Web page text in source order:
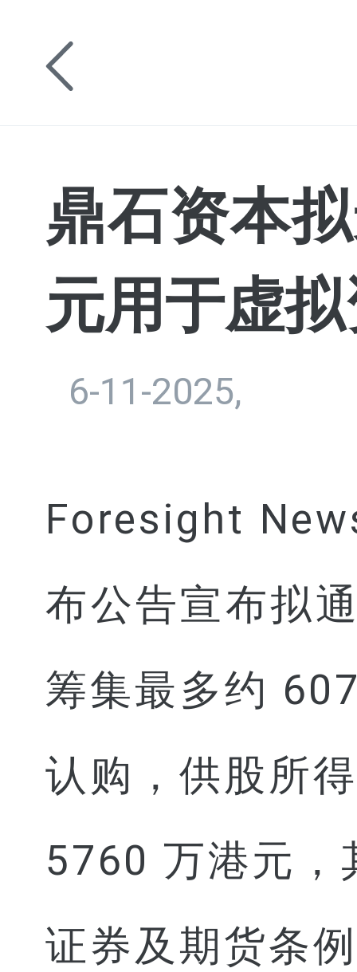
鼎石资本
元用于虚
6-11-2025,
Foresight
布公告宣布拟
筹集最多约
认购，供股所
5760 万港元，
证券及期货条